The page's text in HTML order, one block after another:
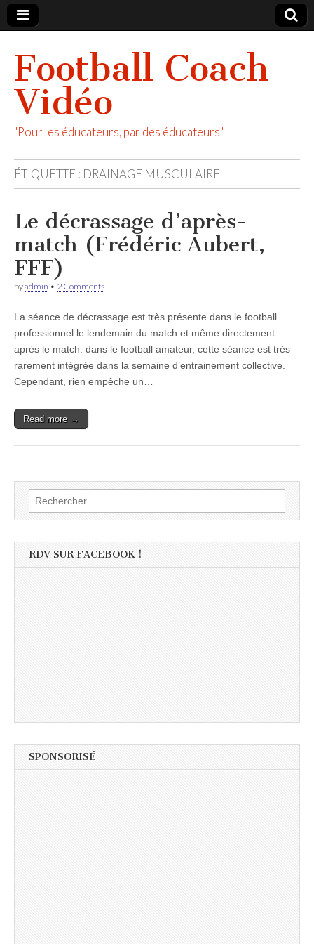
Football Coach
Vidéo
"Pour les éducateurs, par des éducateurs"
ÉTIQUETTE : DRAINAGE MUSCULAIRE
Le décrassage d’après-
match (Frédéric Aubert,
FFF)
byadmin • 2 Comments
La séance de décrassage est très présente dans le football
professionnel le lendemain du match et même directement
après le match. dans le football amateur, cette séance est très
rarement intégrée dans la semaine d’entrainement collective.
Cependant, rien empêche un…
Read more →
Rechercher :
RDV SUR FACEBOOK !
SPONSORISÉ